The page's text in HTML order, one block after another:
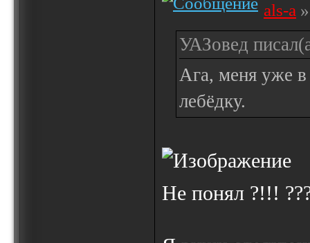
als-a
УАЗовед
Ага, меня уже в
лебёдку.
Не понял ?!!!